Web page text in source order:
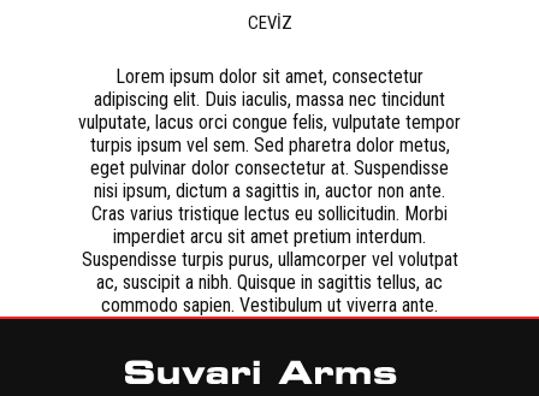
CEVİZ
Lorem ipsum dolor sit amet, consectetur
adipiscing elit. Duis iaculis, massa nec tincidunt
vulputate, lacus orci congue felis, vulputate tempor
turpis ipsum vel sem. Sed pharetra dolor metus,
eget pulvinar dolor consectetur at. Suspendisse
nisi ipsum, dictum a sagittis in, auctor non ante.
Cras varius tristique lectus eu sollicitudin. Morbi
imperdiet arcu sit amet pretium interdum.
Suspendisse turpis purus, ullamcorper vel volutpat
ac, suscipit a nibh. Quisque in sagittis tellus, ac
commodo sapien. Vestibulum ut viverra ante.